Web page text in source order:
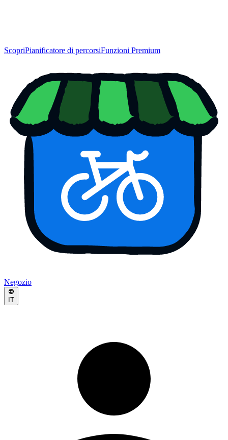
ScopriPianificatore di percorsiFunzioni Premium
Negozio
IT